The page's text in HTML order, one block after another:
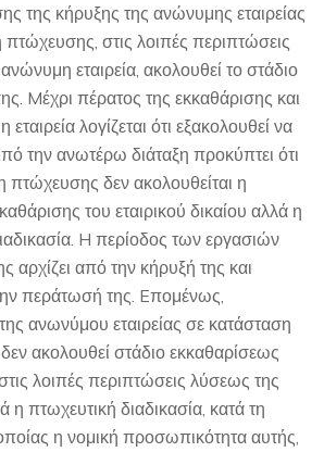
της κήρυξης της ανώνυμης εταιρείας
στις λοιπές περιπτώσεις
εταιρεία, ακολουθεί το στάδιο
Mέχρι πέρατος της εκκαθάρισης και
εταιρεία λογίζεται ότι εξακολουθεί να
την ανωτέρω διάταξη προκύπτει ότι
δεν ακολουθείται η
του εταιρικού δικαίου αλλά η
H περίοδος των εργασιών
αρχίζει από την κήρυξή της και
περάτωσή της. Eπομένως,
ανωνύμου εταιρείας σε κατάσταση
ακολουθεί στάδιο εκκαθαρίσεως
λοιπές περιπτώσεις λύσεως της
η πτωχευτική διαδικασία, κατά τη
η νομική προσωπικότητα αυτής,